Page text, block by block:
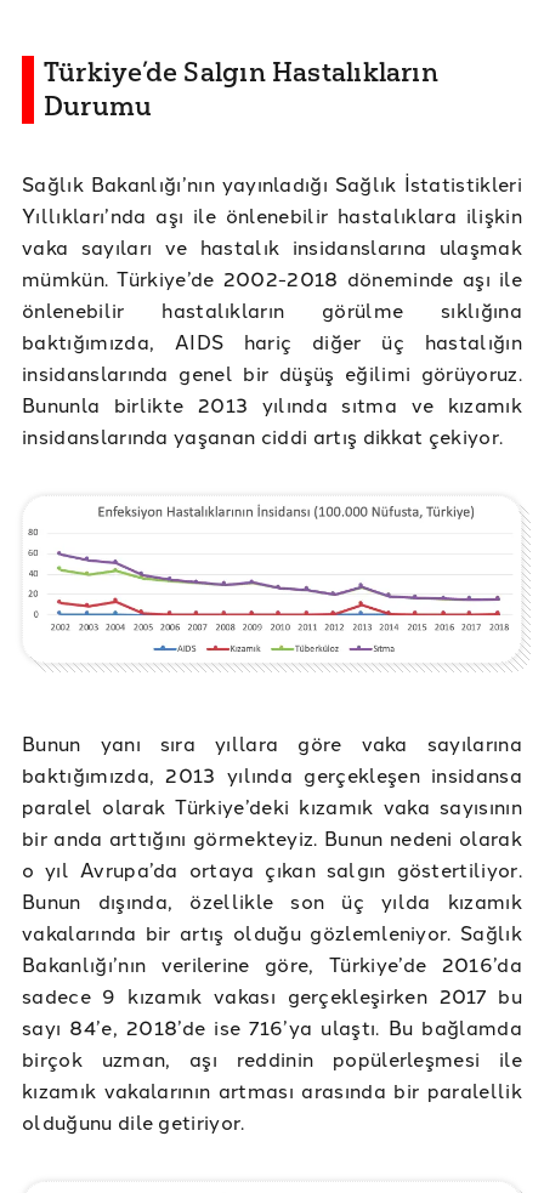
Türkiye’de Salgın Hastalıkların
Durumu
Sağlık Bakanlığı’nın yayınladığı Sağlık İstatistikleri
Yıllıkları’nda aşı ile önlenebilir hastalıklara ilişkin
vaka sayıları ve hastalık insidanslarına ulaşmak
mümkün. Türkiye’de 2002-2018 döneminde aşı ile
önlenebilir hastalıkların görülme sıklığına
baktığımızda, AIDS hariç diğer üç hastalığın
insidanslarında genel bir düşüş eğilimi görüyoruz.
Bununla birlikte 2013 yılında sıtma ve kızamık
insidanslarında yaşanan ciddi artış dikkat çekiyor.
Bunun yanı sıra yıllara göre vaka sayılarına
baktığımızda, 2013 yılında gerçekleşen insidansa
paralel olarak Türkiye’deki kızamık vaka sayısının
bir anda arttığını görmekteyiz. Bunun nedeni olarak
o yıl Avrupa’da ortaya çıkan salgın göstertiliyor.
Bunun dışında, özellikle son üç yılda kızamık
vakalarında bir artış olduğu gözlemleniyor. Sağlık
Bakanlığı’nın verilerine göre, Türkiye’de 2016’da
sadece 9 kızamık vakası gerçekleşirken 2017 bu
sayı 84’e, 2018’de ise 716’ya ulaştı. Bu bağlamda
birçok uzman, aşı reddinin popülerleşmesi ile
kızamık vakalarının artması arasında bir paralellik
olduğunu dile getiriyor.